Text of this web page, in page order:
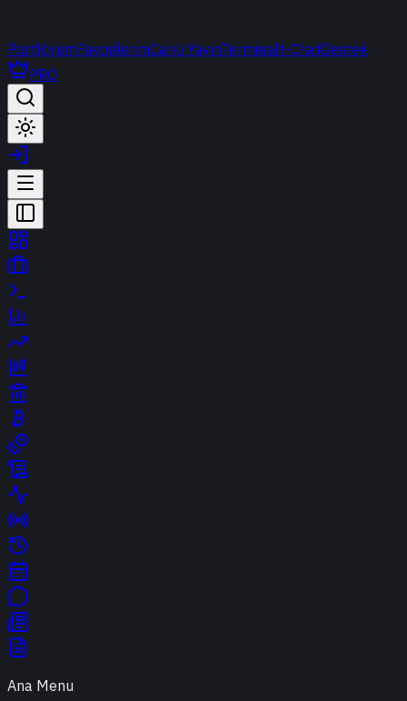
PortföyümFavorilerimCanlı YayınTerminalt-ChatDestek
PRO
Ana Menu